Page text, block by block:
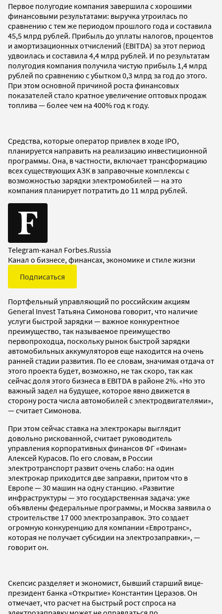
Первое полугодие компания завершила с хорошими
финансовыми результатами: выручка утроилась по
сравнению с тем же периодом прошлого года и составила
45,5 млрд рублей. Прибыль до уплаты налогов, процентов
и амортизационных отчислений (EBITDA) за этот период
удвоилась и составила 4,4 млрд рублей. И по результатам
полугодия компания получила чистую прибыль 1,4 млрд
рублей по сравнению с убытком 0,3 млрд за год до этого.
При этом основной причиной роста финансовых
показателей стало кратное увеличение оптовых продаж
топлива — более чем на 400% год к году.
Средства, которые оператор привлек в ходе IPO,
планируется направить на реализацию инвестиционной
программы. Она, в частности, включает трансформацию
всех существующих АЗК в заправочные комплексы с
возможностью зарядки электромобилей — на это
компания планирует потратить до 11 млрд рублей.
Telegram-канал Forbes.Russia
Канал о бизнесе, финансах, экономике и стиле жизни
Подписаться
Портфельный управляющий по российским акциям
General Invest Татьяна Симонова говорит, что наличие
услуги быстрой зарядки — важное конкурентное
преимущество, так называемое преимущество
первопроходца, поскольку рынок быстрой зарядки
автомобильных аккумуляторов еще находится на очень
ранней стадии развития. По ее словам, значимая отдача от
этого проекта будет, возможно, не так скоро, так как
сейчас доля этого бизнеса в EBITDA в районе 2%. «Но это
важный задел на будущее, которое явно движется в
сторону роста числа автомобилей с электродвигателями»,
— считает Симонова.
При этом сейчас ставка на электрокары выглядит
довольно рискованной, считает руководитель
управления корпоративных финансов ФГ «Финам»
Алексей Курасов. По его словам, в России
электротранспорт развит очень слабо: на один
электрокар приходится две заправки, притом что в
Европе — 30 машин на одну станцию. «Развитие
инфраструктуры — это государственная задача: уже
объявлены федеральные программы, и Москва заявила о
строительстве 17 000 электрозаправок. Это создает
огромную конкуренцию для компании «Евротранс»,
которая не получает субсидии на электрозаправки», —
говорит он.
Скепсис разделяет и экономист, бывший старший вице-
президент банка «Открытие» Константин Церазов. Он
отмечает, что расчет на быстрый рост спроса на